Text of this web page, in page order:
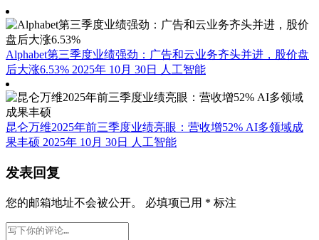
Alphabet第三季度业绩强劲：广告和云业务齐头并进，股价盘
后大涨6.53% 2025年 10月 30日 人工智能
昆仑万维2025年前三季度业绩亮眼：营收增52% AI多领域成
果丰硕 2025年 10月 30日 人工智能
发表回复
您的邮箱地址不会被公开。 必填项已用 * 标注